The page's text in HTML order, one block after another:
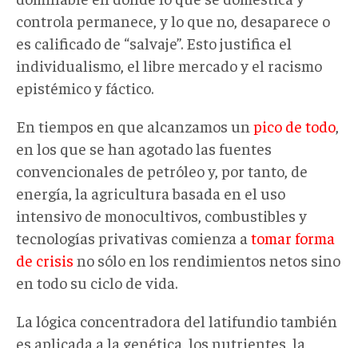
controla permanece, y lo que no, desaparece o
es calificado de “salvaje”. Esto justifica el
individualismo, el libre mercado y el racismo
epistémico y fáctico.
En tiempos en que alcanzamos un pico de todo,
en los que se han agotado las fuentes
convencionales de petróleo y, por tanto, de
energía, la agricultura basada en el uso
intensivo de monocultivos, combustibles y
tecnologías privativas comienza a tomar forma
de crisis no sólo en los rendimientos netos sino
en todo su ciclo de vida.
La lógica concentradora del latifundio también
es aplicada a la genética, los nutrientes, la